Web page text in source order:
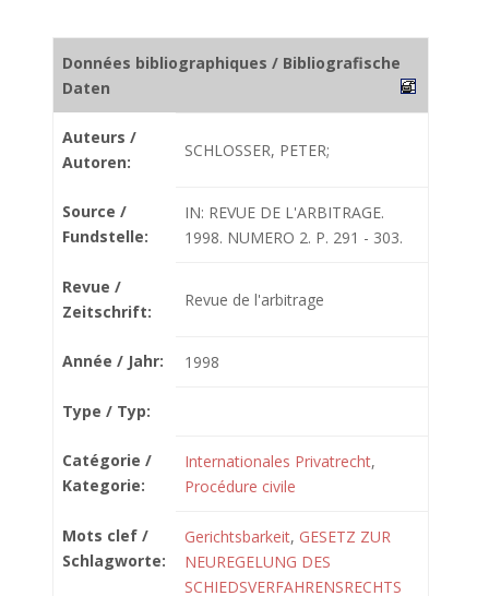
Données bibliographiques / Bibliografische
Daten
Auteurs /
Autoren:
SCHLOSSER, PETER;
Source /
Fundstelle:
IN: REVUE DE L'ARBITRAGE.
1998. NUMERO 2. P. 291 - 303.
Revue /
Zeitschrift:
Revue de l'arbitrage
Année / Jahr: 1998
Type / Typ:
Catégorie /
Kategorie:
Internationales Privatrecht,
Procédure civile
Mots clef /
Schlagworte:
Gerichtsbarkeit, GESETZ ZUR
NEUREGELUNG DES
SCHIEDSVERFAHRENSRECHTS